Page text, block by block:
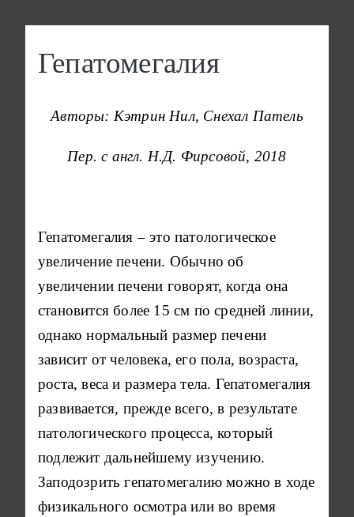
Гепатомегалия
Авторы: Кэтрин Нил, Снехал Патель
Пер. с англ. Н.Д. Фирсовой, 2018
Гепатомегалия – это патологическое
увеличение печени. Обычно об
увеличении печени говорят, когда она
становится более 15 см по средней линии,
однако нормальный размер печени
зависит от человека, его пола, возраста,
роста, веса и размера тела. Гепатомегалия
развивается, прежде всего, в результате
патологического процесса, который
подлежит дальнейшему изучению.
Заподозрить гепатомегалию можно в ходе
физикального осмотра или во время